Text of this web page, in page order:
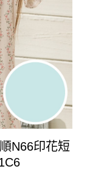
N66印花短